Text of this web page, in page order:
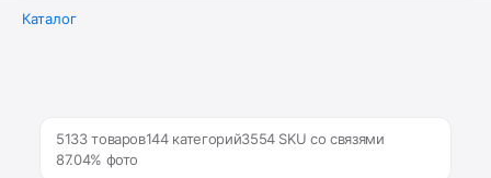
Каталог
5133 товаров144 категорий3554 SKU со связями
87.04% фото